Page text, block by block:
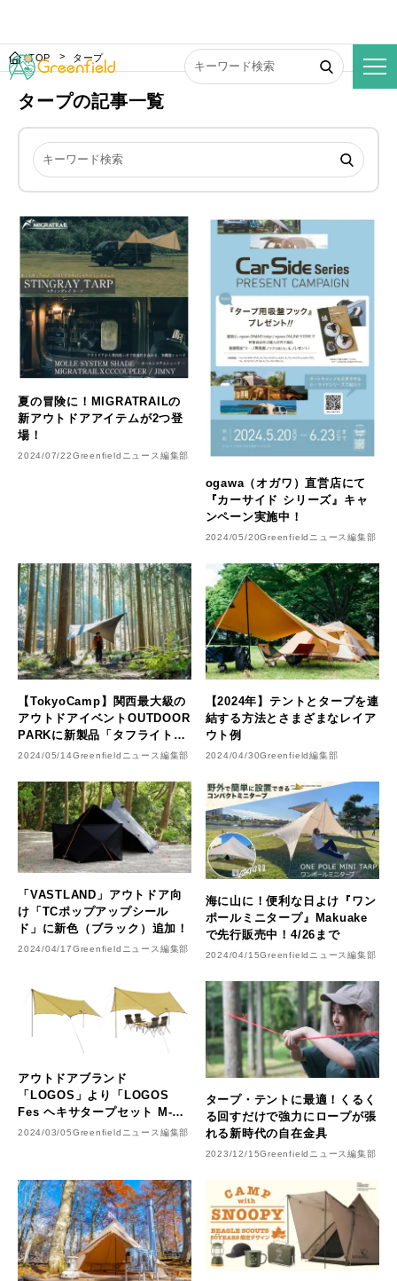
TOP タープ
タープの記事一覧
夏の冒険に！MIGRATRAILの
新アウトドアアイテムが2つ登
場！
2024/07/22Greenfieldニュース編集部
ogawa（オガワ）直営店にて
『カーサイド シリーズ』キャ
ンペーン実施中！
2024/05/20Greenfieldニュース編集部
【TokyoCamp】関西最大級の
アウトドアイベントOUTDOOR
PARKに新製品「タフライトボ
ックス」「ブラックフェニック
2024/05/14Greenfieldニュース編集部
【2024年】テントとタープを連
結する方法とさまざまなレイア
ウト例
2024/04/30Greenfield編集部
「VASTLAND」アウトドア向
け「TCポップアップシール
ド」に新色（ブラック）追加！
2024/04/17Greenfieldニュース編集部
海に山に！便利な日よけ『ワン
ポールミニタープ』Makuake
で先行販売中！4/26まで
2024/04/15Greenfieldニュース編集部
アウトドアブランド
「LOGOS」より「LOGOS
Fes ヘキサタープセット M-
BD」新発売！
2024/03/05Greenfieldニュース編集部
タープ・テントに最適！くるく
る回すだけで強力にロープが張
れる新時代の自在金具
2023/12/15Greenfieldニュース編集部